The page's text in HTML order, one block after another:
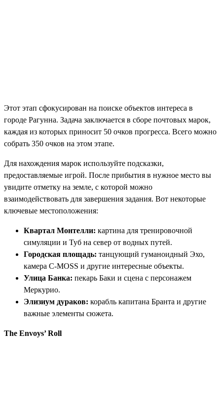
Этот этап сфокусирован на поиске объектов интереса в
городе Рагунна. Задача заключается в сборе почтовых марок,
каждая из которых приносит 50 очков прогресса. Всего можно
собрать 350 очков на этом этапе.
Для нахождения марок используйте подсказки,
предоставляемые игрой. После прибытия в нужное место вы
увидите отметку на земле, с которой можно
взаимодействовать для завершения задания. Вот некоторые
ключевые местоположения:
Квартал Монтелли: картина для тренировочной
симуляции и Туб на север от водных путей.
Городская площадь: танцующий гуманоидный Эхо,
камера C-MOSS и другие интересные объекты.
Улица Банка: пекарь Баки и сцена с персонажем
Меркурио.
Элизиум дураков: корабль капитана Бранта и другие
важные элементы сюжета.
The Envoys’ Roll